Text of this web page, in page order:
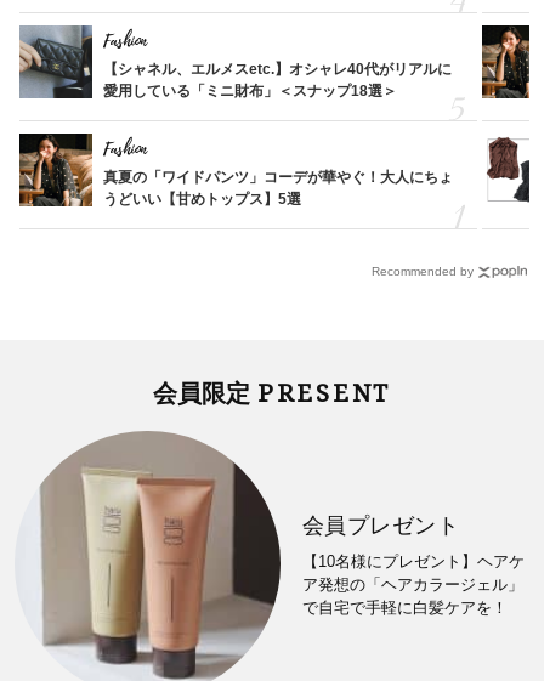
Fashion
【シャネル、エルメスetc.】オシャレ40代がリアルに
愛用している「ミニ財布」＜スナップ18選＞
Fashion
真夏の「ワイドパンツ」コーデが華やぐ！大人にちょ
うどいい【甘めトップス】5選
Recommended by
会員限定 PRESENT
会員プレゼント
【10名様にプレゼント】ヘアケ
ア発想の「ヘアカラージェル」
で自宅で手軽に白髪ケアを！